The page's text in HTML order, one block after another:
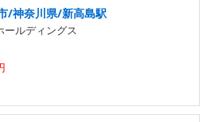
/神奈川県/新高島駅
ールディングス